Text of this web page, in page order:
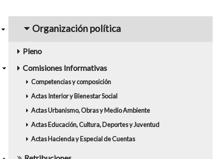
navigation5
Organización política
Pleno
Comisiones Informativas
Competencias y composición
Actas Interior y Bienestar Social
Actas Urbanismo, Obras y Medio Ambiente
Actas Educación, Cultura, Deportes y Juventud
Actas Hacienda y Especial de Cuentas